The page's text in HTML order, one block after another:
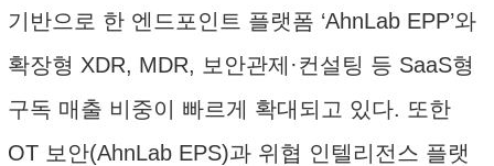
기반으로 한 엔드포인트 플랫폼 ‘AhnLab EPP’와
확장형 XDR, MDR, 보안관제·컨설팅 등 SaaS형
구독 매출 비중이 빠르게 확대되고 있다. 또한
OT 보안(AhnLab EPS)과 위협 인텔리전스 플랫